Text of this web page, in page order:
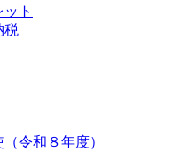
ト
税
令和８年度）